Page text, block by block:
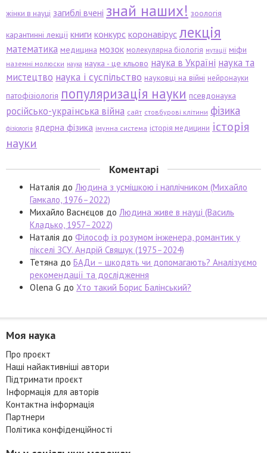
жінки в науці загиблі вчені знай наших! зоологія
карантинні лекції книги конкурс коронавірус лекція
математика медицина мозок молекулярна біологія мутації міфи
наземні молюски наука наука - це кльово наука в Україні наука та
мистецтво наука і суспільство науковці на війні нейронауки
патофізіологія популяризація науки псевдонаука
російсько-українська війна сайт стовбурові клітини фізика
фізіологія ядерна фізика імунна система історія медицини історія
науки
Коментарі
Наталія до Людина з усмішкою і наплічником (Михайло
Гамкало, 1976–2022)
Михайло Васнєцов до Людина живе в науці (Василь
Кладько, 1957–2022)
Наталія до Філософ із розумом інженера, романтик у
пікселі ЗСУ. Андрій Свящук (1975–2024)
Тетяна до БАДи – шкодять чи допомагають? Аналізуємо
рекомендації та дослідження
Olena G до Хто такий Борис Балінський?
Моя наука
Про проєкт
Наші найактивніші автори
Підтримати проєкт
Інформація для авторів
Контактна інформація
Партнери
Політика конфіденційності